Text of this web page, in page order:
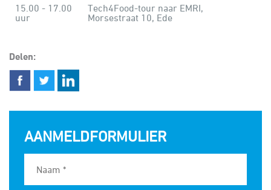
15.00 - 17.00
uur
Tech4Food-tour naar EMRI,
Morsestraat 10, Ede
Delen:
AANMELDFORMULIER